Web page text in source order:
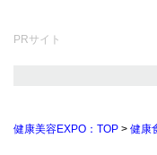
PRサイト
健康美容EXPO：TOP > 健康